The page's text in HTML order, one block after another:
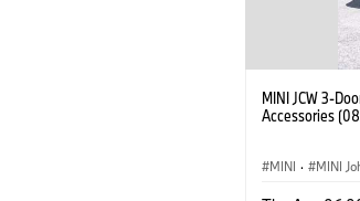
MINI JCW 3-
Accessories
MINI · MINI